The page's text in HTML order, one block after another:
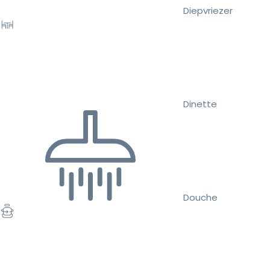
Diepvriezer
Dinette
Douche